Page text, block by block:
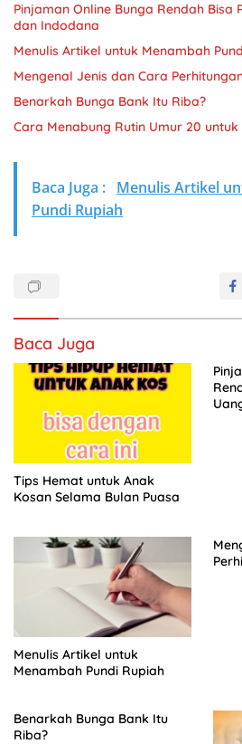
Pinjaman Online Bunga Rendah Bisa
dan Indodana
Menulis Artikel untuk Menambah
Mengenal Jenis dan Cara
Benarkah Bunga Bank Itu Riba?
Cara Menabung Rutin Umur 20
Baca Juga : Menulis Artikel
Pundi Rupiah
Baca Juga
Tips Hemat untuk Anak
Kosan Selama Bulan Puasa
Menulis Artikel untuk
Menambah Pundi Rupiah
Benarkah Bunga Bank Itu
Riba?